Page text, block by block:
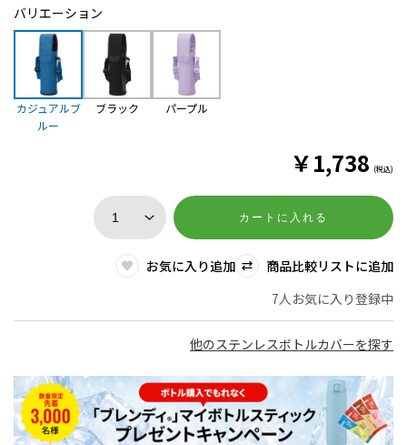
バリエーション
カジュアルブ
ルー
ブラック パープル
￥1,738 (税込)
カートに入れる
お気に入り追加
商品比較リストに追加
7人お気に入り登録中
他のステンレスボトルカバーを探す